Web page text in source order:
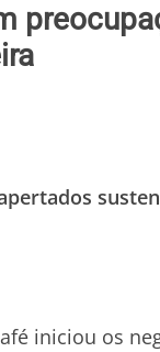
iniciou os